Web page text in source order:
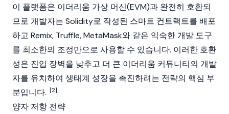
이 플랫폼은 이더리움 가상 머신(EVM)과 완전히 호환되
므로 개발자는 Solidity로 작성된 스마트 컨트랙트를 배포
하고 Remix, Truffle,MetaMask와 같은 익숙한 개발 도구
를 최소한의 조정만으로 사용할 수 있습니다. 이러한 호환
성은 진입 장벽을 낮추고 더 큰 이더리움 커뮤니티의 개발
자를 유치하여 생태계 성장을 촉진하려는 전략의 핵심 부
분입니다. [2]
양자 저항 전략